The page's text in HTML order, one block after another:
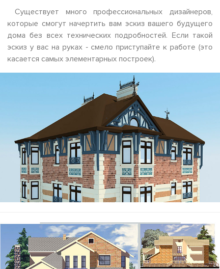
Существует много профессиональных дизайнеров,
которые смогут начертить вам эскиз вашего будущего
дома без всех технических подробностей. Если такой
эскиз у вас на руках - смело приступайте к работе (это
касается самых элементарных построек).